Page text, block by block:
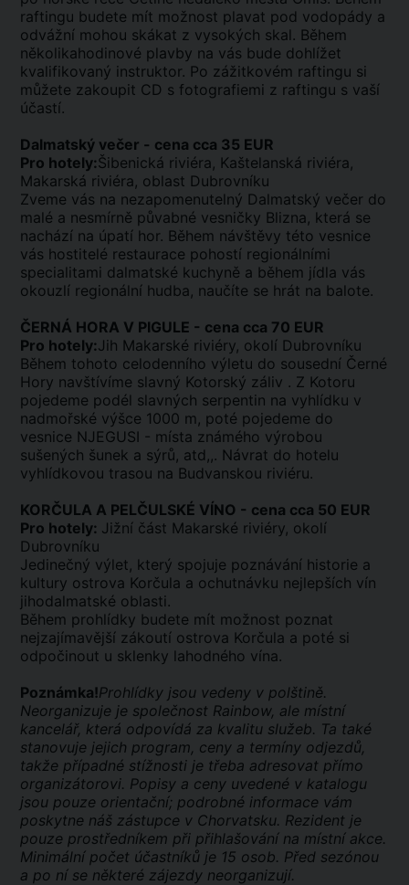
raftingu budete mít možnost plavat pod vodopády a
odvážní mohou skákat z vysokých skal. Během
několikahodinové plavby na vás bude dohlížet
kvalifikovaný instruktor. Po zážitkovém raftingu si
můžete zakoupit CD s fotografiemi z raftingu s vaší
účastí.
Dalmatský večer - cena cca 35 EUR
Pro hotely:Šibenická riviéra, Kaštelanská riviéra,
Makarská riviéra, oblast Dubrovníku
Zveme vás na nezapomenutelný Dalmatský večer do
malé a nesmírně půvabné vesničky Blizna, která se
nachází na úpatí hor. Během návštěvy této vesnice
vás hostitelé restaurace pohostí regionálními
specialitami dalmatské kuchyně a během jídla vás
okouzlí regionální hudba, naučíte se hrát na balote.
ČERNÁ HORA V PIGULE - cena cca 70 EUR
Pro hotely:Jih Makarské riviéry, okolí Dubrovníku
Během tohoto celodenního výletu do sousední Černé
Hory navštívíme slavný Kotorský záliv . Z Kotoru
pojedeme podél slavných serpentin na vyhlídku v
nadmořské výšce 1000 m, poté pojedeme do
vesnice NJEGUSI - místa známého výrobou
sušených šunek a sýrů, atd,,. Návrat do hotelu
vyhlídkovou trasou na Budvanskou riviéru.
KORČULA A PELČULSKÉ VÍNO - cena cca 50 EUR
Pro hotely: Jižní část Makarské riviéry, okolí
Dubrovníku
Jedinečný výlet, který spojuje poznávání historie a
kultury ostrova Korčula a ochutnávku nejlepších vín
jihodalmatské oblasti.
Během prohlídky budete mít možnost poznat
nejzajímavější zákoutí ostrova Korčula a poté si
odpočinout u sklenky lahodného vína.
Poznámka!Prohlídky jsou vedeny v polštině.
Neorganizuje je společnost Rainbow, ale místní
kancelář, která odpovídá za kvalitu služeb. Ta také
stanovuje jejich program, ceny a termíny odjezdů,
takže případné stížnosti je třeba adresovat přímo
organizátorovi. Popisy a ceny uvedené v katalogu
jsou pouze orientační; podrobné informace vám
poskytne náš zástupce v Chorvatsku. Rezident je
pouze prostředníkem při přihlašování na místní akce.
Minimální počet účastníků je 15 osob. Před sezónou
a po ní se některé zájezdy neorganizují.